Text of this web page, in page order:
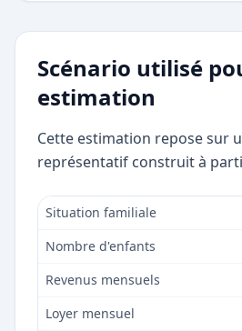
Scénario utilisé
estimation
Cette estimation repose sur
représentatif construit à
Situation familiale
Nombre d'enfants
Revenus mensuels
Loyer mensuel